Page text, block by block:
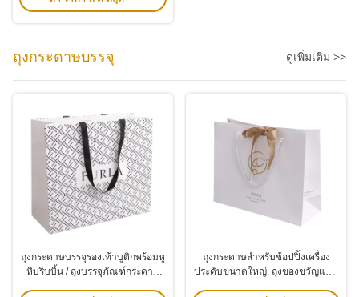
ถุงกระดาษบรรจุ ดูเพิ่มเติม >>
ถุงกระดาษบรรจุรองเท้าบูติกพร้อมหู
หิบริบบิ้น / ถุงบรรจุภัณฑ์กระดาษ
ถุงกระดาษสำหรับช้อปปิ้งเครื่อง
ประดับขนาดใหญ่, ถุงของขวัญแบบ